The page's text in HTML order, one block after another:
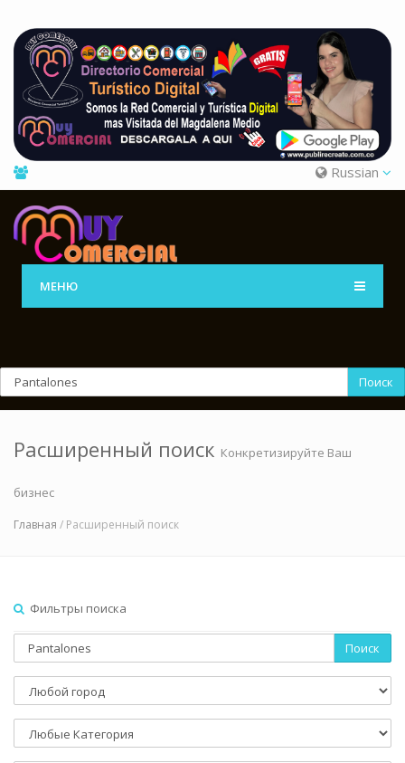
Russian
МЕНЮ
Поиск
Расширенный поиск Конкретизируйте Ваш
бизнес
Главная / Расширенный поиск
Фильтры поиска
Поиск